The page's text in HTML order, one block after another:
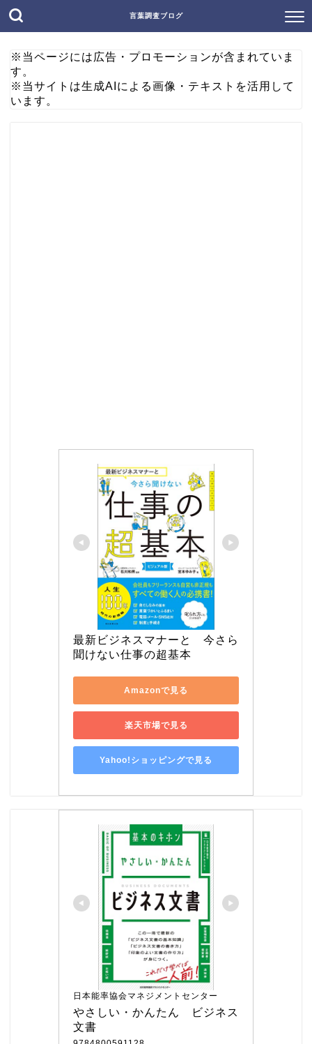
言葉調査ブログ
※当ページには広告・プロモーションが含まれていま
す。
※当サイトは生成AIによる画像・テキストを活用して
います。
最新ビジネスマナーと　今さら
聞けない仕事の超基本
Amazonで見る
楽天市場で見る
Yahoo!ショッピングで見る
日本能率協会マネジメントセンター
やさしい・かんたん　ビジネス
文書